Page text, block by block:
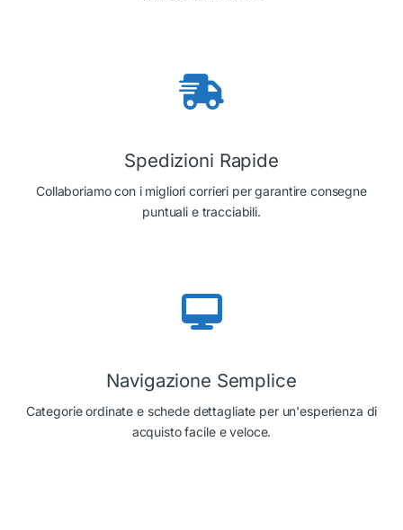
Spedizioni Rapide
Collaboriamo con i migliori corrieri per garantire consegne
puntuali e tracciabili.
Navigazione Semplice
Categorie ordinate e schede dettagliate per un'esperienza di
acquisto facile e veloce.